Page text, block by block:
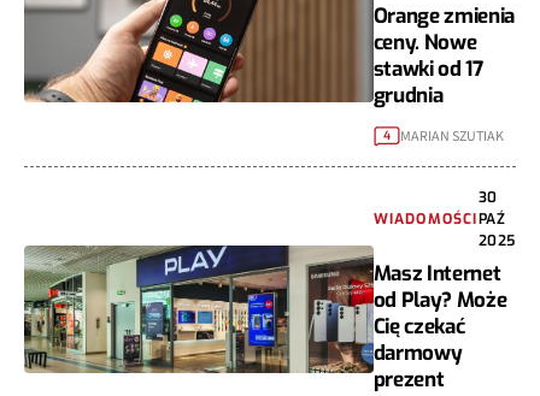
Orange zmienia
ceny. Nowe
stawki od 17
grudnia
4 MARIAN SZUTIAK
WIADOMOŚCI
30
PAŹ
2025
Masz Internet
od Play? Może
Cię czekać
darmowy
prezent